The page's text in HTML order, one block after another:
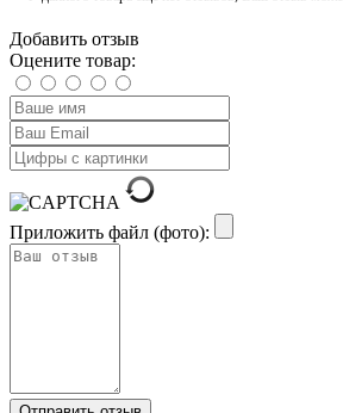
Добавить отзыв
Оцените товар:
Приложить файл (фото):